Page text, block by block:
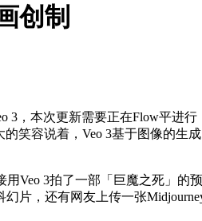
创制
本次更新需要正在Flow平进
笑容说着，Veo 3基于图像的
3拍了一部「巨魔之死」的
片，还有网友上传一张